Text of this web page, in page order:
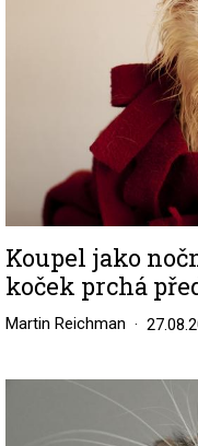
Koupel jako
koček prchá
Martin Reichman